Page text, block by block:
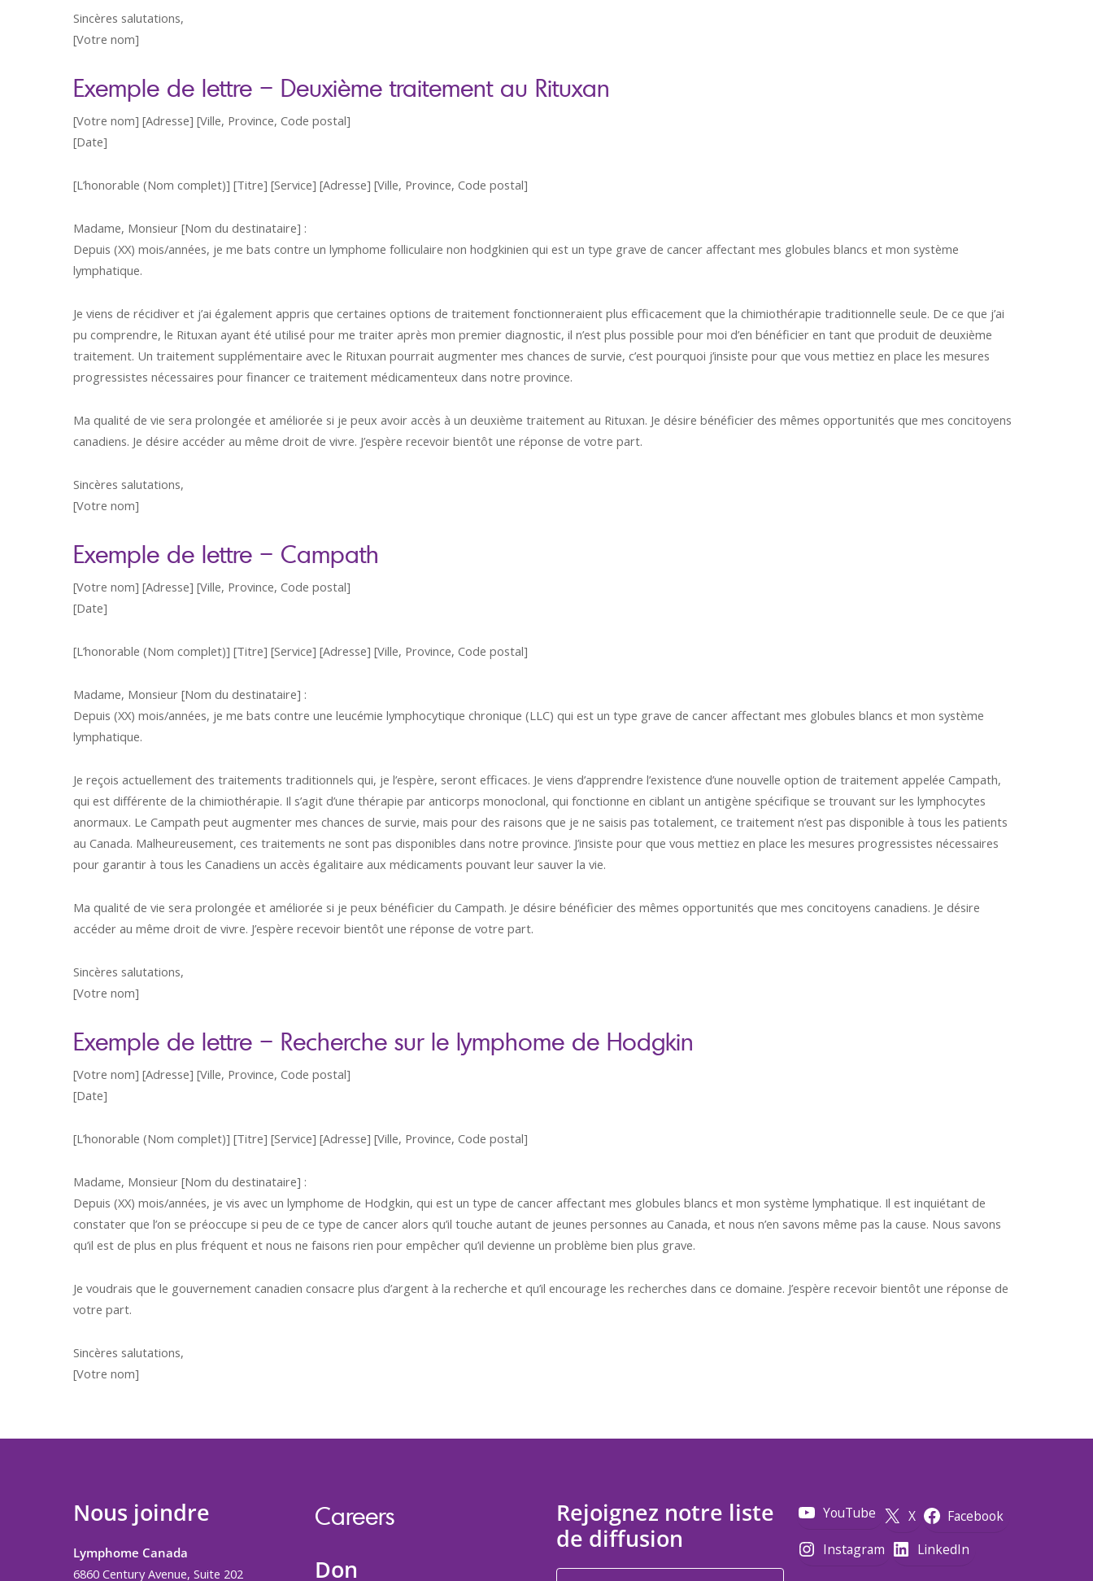
Sincères salutations,
[Votre nom]
Exemple de lettre – Deuxième traitement au Rituxan
[Votre nom] [Adresse] [Ville, Province, Code postal]
[Date]
[L’honorable (Nom complet)] [Titre] [Service] [Adresse] [Ville, Province, Code postal]
Madame, Monsieur [Nom du destinataire] :
Depuis (XX) mois/années, je me bats contre un lymphome folliculaire non hodgkinien qui est un type grave de cancer affectant mes globules blancs et mon système
lymphatique.
Je viens de récidiver et j’ai également appris que certaines options de traitement fonctionneraient plus efficacement que la chimiothérapie traditionnelle seule. De ce que j’ai
pu comprendre, le Rituxan ayant été utilisé pour me traiter après mon premier diagnostic, il n’est plus possible pour moi d’en bénéficier en tant que produit de deuxième
traitement. Un traitement supplémentaire avec le Rituxan pourrait augmenter mes chances de survie, c’est pourquoi j’insiste pour que vous mettiez en place les mesures
progressistes nécessaires pour financer ce traitement médicamenteux dans notre province.
Ma qualité de vie sera prolongée et améliorée si je peux avoir accès à un deuxième traitement au Rituxan. Je désire bénéficier des mêmes opportunités que mes concitoyens
canadiens. Je désire accéder au même droit de vivre. J’espère recevoir bientôt une réponse de votre part.
Sincères salutations,
[Votre nom]
Exemple de lettre – Campath
[Votre nom] [Adresse] [Ville, Province, Code postal]
[Date]
[L’honorable (Nom complet)] [Titre] [Service] [Adresse] [Ville, Province, Code postal]
Madame, Monsieur [Nom du destinataire] :
Depuis (XX) mois/années, je me bats contre une leucémie lymphocytique chronique (LLC) qui est un type grave de cancer affectant mes globules blancs et mon système
lymphatique.
Je reçois actuellement des traitements traditionnels qui, je l’espère, seront efficaces. Je viens d’apprendre l’existence d’une nouvelle option de traitement appelée Campath,
qui est différente de la chimiothérapie. Il s’agit d’une thérapie par anticorps monoclonal, qui fonctionne en ciblant un antigène spécifique se trouvant sur les lymphocytes
anormaux. Le Campath peut augmenter mes chances de survie, mais pour des raisons que je ne saisis pas totalement, ce traitement n’est pas disponible à tous les patients
au Canada. Malheureusement, ces traitements ne sont pas disponibles dans notre province. J’insiste pour que vous mettiez en place les mesures progressistes nécessaires
pour garantir à tous les Canadiens un accès égalitaire aux médicaments pouvant leur sauver la vie.
Ma qualité de vie sera prolongée et améliorée si je peux bénéficier du Campath. Je désire bénéficier des mêmes opportunités que mes concitoyens canadiens. Je désire
accéder au même droit de vivre. J’espère recevoir bientôt une réponse de votre part.
Sincères salutations,
[Votre nom]
Exemple de lettre – Recherche sur le lymphome de Hodgkin
[Votre nom] [Adresse] [Ville, Province, Code postal]
[Date]
[L’honorable (Nom complet)] [Titre] [Service] [Adresse] [Ville, Province, Code postal]
Madame, Monsieur [Nom du destinataire] :
Depuis (XX) mois/années, je vis avec un lymphome de Hodgkin, qui est un type de cancer affectant mes globules blancs et mon système lymphatique. Il est inquiétant de
constater que l’on se préoccupe si peu de ce type de cancer alors qu’il touche autant de jeunes personnes au Canada, et nous n’en savons même pas la cause. Nous savons
qu’il est de plus en plus fréquent et nous ne faisons rien pour empêcher qu’il devienne un problème bien plus grave.
Je voudrais que le gouvernement canadien consacre plus d’argent à la recherche et qu’il encourage les recherches dans ce domaine. J’espère recevoir bientôt une réponse de
votre part.
Sincères salutations,
[Votre nom]
Nous joindre
Lymphome Canada
6860 Century Avenue, Suite 202
Careers
Don
Rejoignez notre liste
de diffusion
YouTube X
Facebook
Instagram
LinkedIn